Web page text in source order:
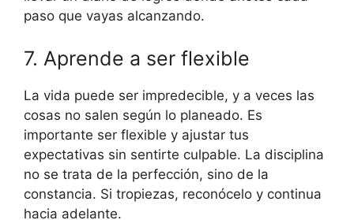
paso que vayas alcanzando.
7. Aprende a ser flexible
La vida puede ser impredecible, y a veces las
cosas no salen según lo planeado. Es
importante ser flexible y ajustar tus
expectativas sin sentirte culpable. La disciplina
no se trata de la perfección, sino de la
constancia. Si tropiezas, reconócelo y continua
hacia adelante.